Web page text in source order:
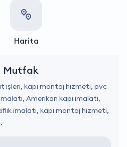
Harita
Mutfak
işleri, kapı montaj hizmeti, pvc
Amerikan kapı imalatı,
imalatı, kapı montaj hizmeti,